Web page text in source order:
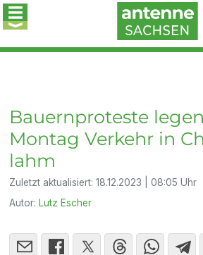
Bauernproteste
Montag Verkehr in
lahm
Zuletzt aktualisiert:18.12.2023 | 08:05 Uhr
Autor: Lutz Escher